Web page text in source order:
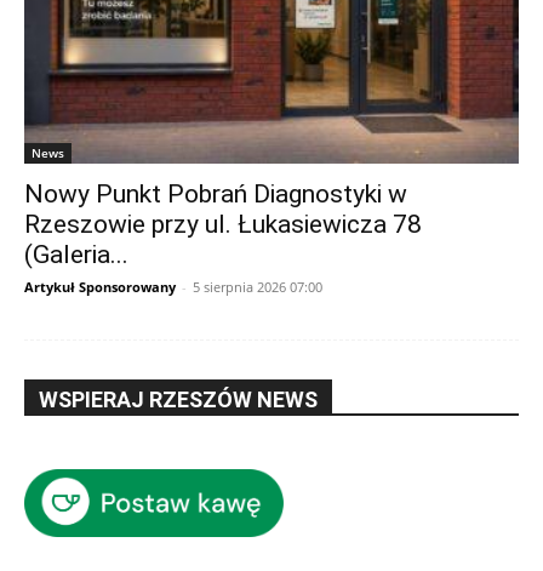
News
Nowy Punkt Pobrań Diagnostyki w
Rzeszowie przy ul. Łukasiewicza 78
(Galeria...
Artykuł Sponsorowany - 5 sierpnia 2026 07:00
WSPIERAJ RZESZÓW NEWS